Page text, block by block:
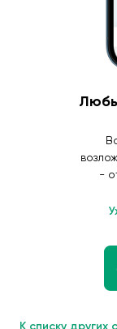
-
К списку других